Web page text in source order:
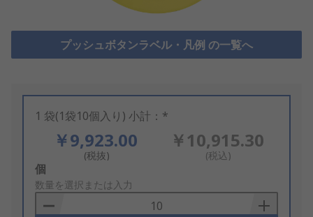
プッシュボタンラベル・凡例 の一覧へ
1 袋(1袋10個入り) 小計：*
￥9,923.00
(税抜)
￥10,915.30
(税込)
Add
to
Basket
個
数量を選択または入力